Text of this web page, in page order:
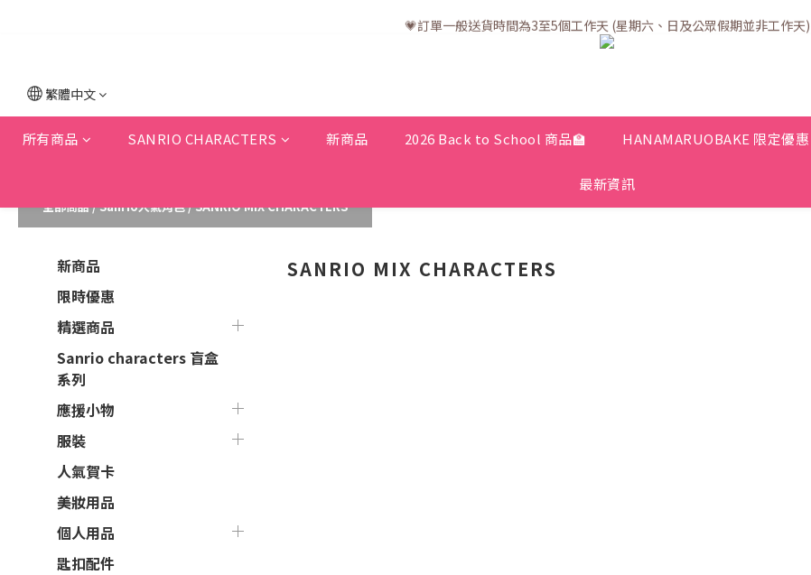
💗訂單一般送貨時間為3至5個工作天 (星期六、日及公眾假期並非工作天)
💗訂單一般送貨時間為3至5個工作天 (星期六、日及公眾假期並非工作天)
💗折實滿$400免運費 | 滿$200免自取點運費
💗訂單一般送貨時間為3至5個工作天 (星期六、日及公眾假期並非工作天)
繁體中文
所有商品 SANRIO CHARACTERS 新商品 2026 Back to School 商品🏫 HANAMARUOBAKE 限定優惠
最新資訊
全部商品/Sanrio人氣角色/SANRIO MIX CHARACTERS
新商品
限時優惠
精選商品
Sanrio characters 盲盒
系列
應援小物
服裝
人氣賀卡
美妝用品
個人用品
匙扣配件
SANRIO MIX CHARACTERS